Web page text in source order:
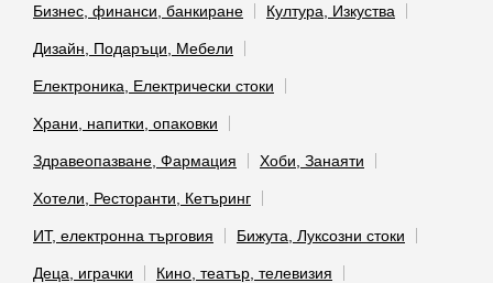
Бизнес, финанси, банкиране Култура, Изкуства
Дизайн, Подаръци, Мебели
Електроника, Електрически стоки
Храни, напитки, опаковки
Здравеопазване, Фармация Хоби, Занаяти
Хотели, Ресторанти, Кетъринг
ИТ, електронна търговия Бижута, Луксозни стоки
Деца, играчки Кино, театър, телевизия